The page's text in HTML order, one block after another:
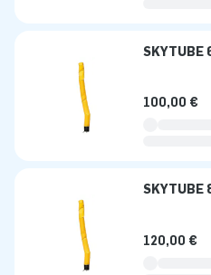
SKYTUBE
100,00 €
SKYTUBE
120,00 €